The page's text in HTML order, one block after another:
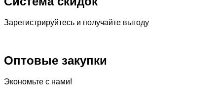
Зарегистрируйтесь и получайте выгоду
Оптовые закупки
Экономьте с нами!